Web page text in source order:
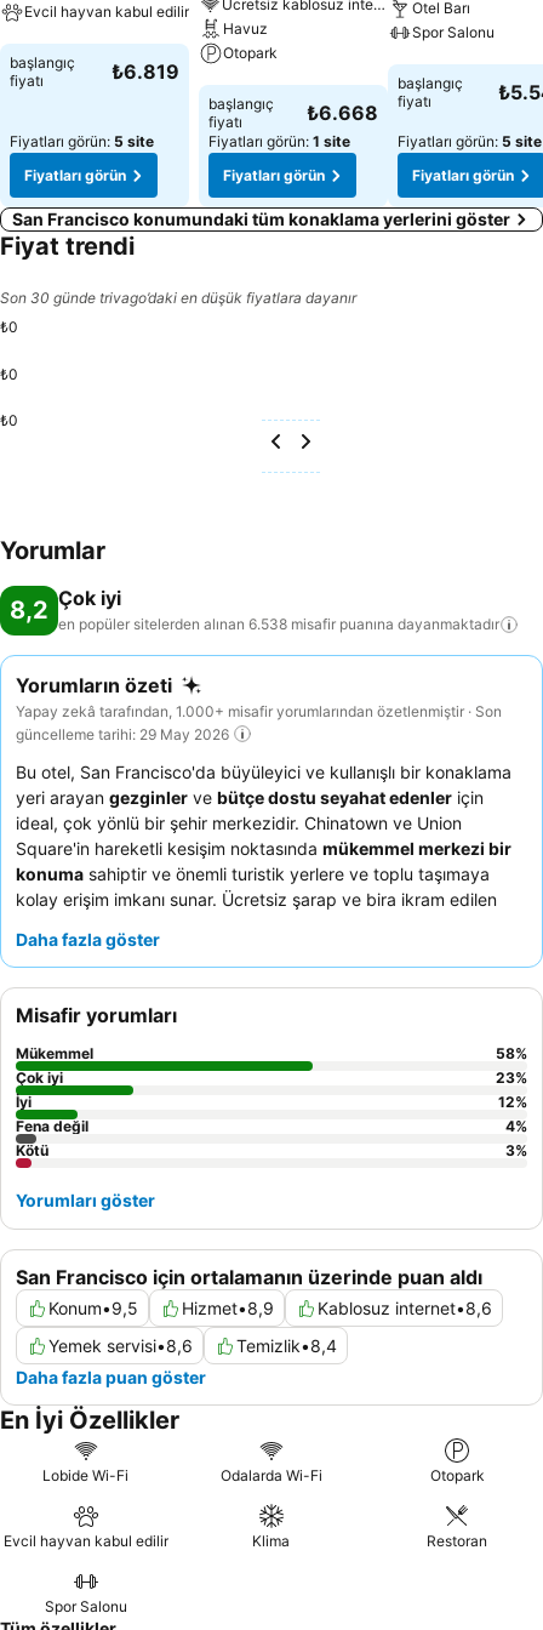
Evcil hayvan kabul edilir
Fiyatları görün
başlangıç
fiyatı
₺6.819
Fiyatları görün: 5 site
Fiyatları görün
Ücretsiz kablosuz internet
Havuz
Otopark
Fiyatları görün
başlangıç
fiyatı
₺6.668
Fiyatları görün: 1 site
Fiyatları görün
Otel Barı
Spor Salonu
Fiyatları görün
başlangıç
fiyatı
Fiyatları görün: 5 site
Fiyatları görün
San Francisco konumundaki tüm konaklama yerlerini göster
Fiyat trendi
Son 30 günde trivago’daki en düşük fiyatlara dayanır
₺0
₺0
₺0
Yorumlar
8,2 Çok iyi
en popüler sitelerden alınan 6.538 misafir puanına dayanmaktadır
Yorumların özeti
Yapay zekâ tarafından, 1.000+ misafir yorumlarından özetlenmiştir · Son
güncelleme tarihi: 29 May 2026
Bu otel, San Francisco'da büyüleyici ve kullanışlı bir konaklama
yeri arayan gezginler ve bütçe dostu seyahat edenler için
ideal, çok yönlü bir şehir merkezidir. Chinatown ve Union
Square'in hareketli kesişim noktasında mükemmel merkezi bir
konuma sahiptir ve önemli turistik yerlere ve toplu taşımaya
kolay erişim imkanı sunar. Ücretsiz şarap ve bira ikram edilen
sürekli övgü alan bir ayrıcalıktır. Misafirler, olağanüstü
övmektedir. Daha sakin bir deneyim için bahçeye bakan bir oda
talep etmeyi düşünebilirsiniz.
Daha fazla göster
San Francisco için ortalamanın üzerinde puan aldı
Konum•9,5 Hizmet•8,9 Kablosuz internet•8,6
Yemek servisi•8,6 Temizlik•8,4
Daha fazla puan göster
Misafir yorumları
Mükemmel 58%
Çok iyi
23%
İyi
12%
Fena değil
4%
Kötü
3%
Yorumları göster
En İyi Özellikler
Lobide Wi-Fi Odalarda Wi-Fi Otopark
Evcil hayvan kabul edilir Klima Restoran
Spor Salonu